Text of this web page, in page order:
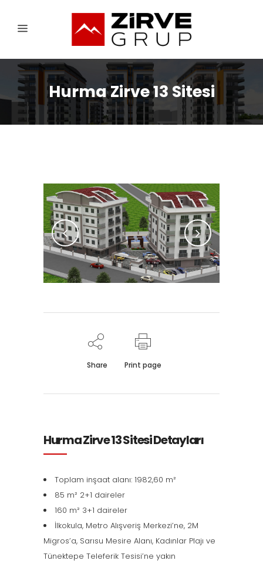
Hurma Zirve 13 Sitesi
Share Print page
Hurma Zirve 13 Sitesi Detayları
Toplam inşaat alanı: 1982,60 m²
85 m² 2+1 daireler
160 m² 3+1 daireler
İlkokula, Metro Alışveriş Merkezi’ne, 2M
Migros’a, Sarısu Mesire Alanı, Kadınlar Plajı ve
Tünektepe Teleferik Tesisi’ne yakın